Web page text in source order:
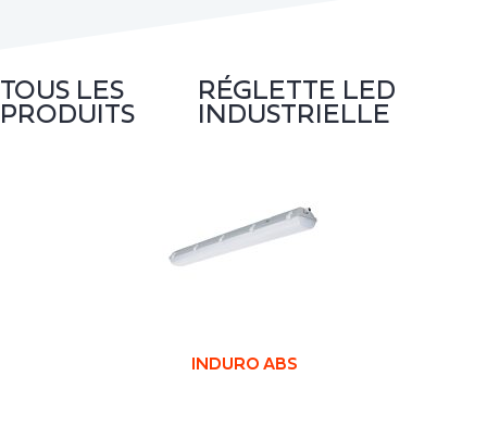
TOUS LES
PRODUITS
RÉGLETTE LED
INDUSTRIELLE
INDURO ABS